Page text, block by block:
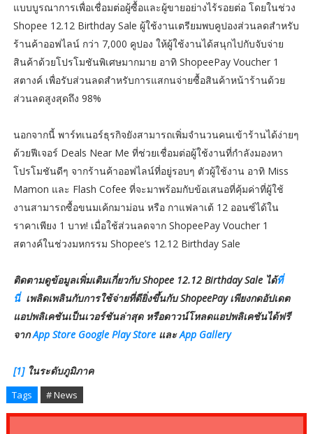
แบบบูรณาการเพื่อเชื่อมต่อผู้ซื้อและผู้ขายอย่างไร้รอยต่อ โดยในช่วง
Shopee 12.12 Birthday Sale ผู้ใช้งานเตรียมพบคูปองส่วนลดสำหรับ
ร้านค้าออฟไลน์ กว่า 7,000 คูปอง ให้ผู้ใช้งานได้สนุกไปกับจับจ่าย
สินค้าด้วยโปรโมชันพิเศษมากมาย อาทิ ShopeePay Voucher 1
สตางค์ เพื่อรับส่วนลดสำหรับการแสกนจ่ายซื้อสินค้าหน้าร้านด้วย
ส่วนลดสูงสุดถึง 98%
นอกจากนี้ พาร์ทเนอร์ธุรกิจยังสามารถเพิ่มจำนวนคนเข้าร้านได้ง่ายๆ
ด้วยฟีเจอร์ Deals Near Me ที่ช่วยเชื่อมต่อผู้ใช้งานที่กำลังมองหา
โปรโมชันดีๆ จากร้านค้าออฟไลน์ที่อยู่รอบๆ ตัวผู้ใช้งาน อาทิ Miss
Mamon และ Flash Cofee ที่จะมาพร้อมกับข้อเสนอที่คุ้มค่าที่ผู้ใช้
งานสามารถซื้อขนมเค้กมาม่อน หรือ กาแฟลาเต้ 12 ออนซ์ได้ใน
ราคาเพียง 1 บาท! เมื่อใช้ส่วนลดจาก ShopeePay Voucher 1
สตางค์ในช่วงมหกรรม Shopee’s 12.12 Birthday Sale
ติดตามดูข้อมูลเพิ่มเติมเกี่ยวกับ Shopee 12.12 Birthday Sale ได้ที่
นี่เพลิดเพลินกับการใช้จ่ายที่ดียิ่งขึ้นกับ ShopeePay เพียงกดอัปเดต
แอปพลิเคชันเป็นเวอร์ชันล่าสุด หรือดาวน์โหลดแอปพลิเคชันได้ฟรี
จากApp Store Google Play StoreและApp Gallery
[1]ในระดับภูมิภาค
Tags # News